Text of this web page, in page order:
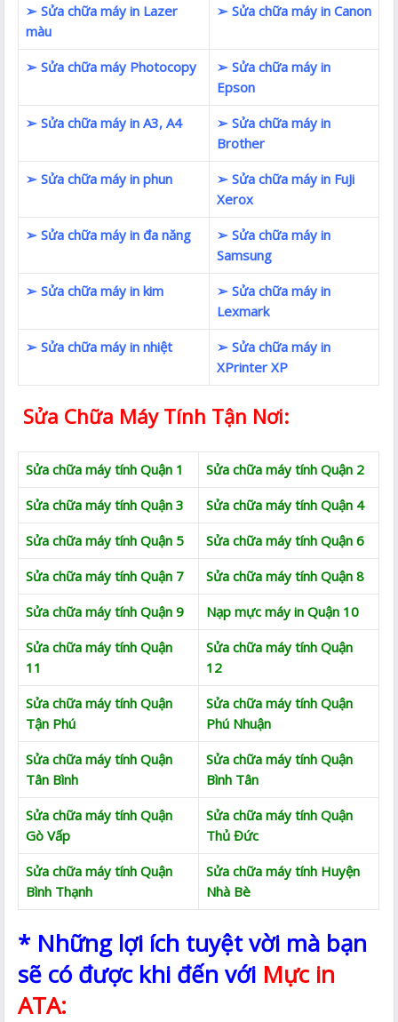
➢ Sửa chữa máy in Lazer
màu
➢ Sửa chữa máy in Canon
➢ Sửa chữa máy Photocopy
➢ Sửa chữa máy in
Epson
➢ Sửa chữa máy in A3, A4
➢ Sửa chữa máy in
Brother
➢ Sửa chữa máy in phun
➢ Sửa chữa máy in FuJi
Xerox
➢ Sửa chữa máy in đa năng
➢ Sửa chữa máy in
Samsung
➢ Sửa chữa máy in kim
➢ Sửa chữa máy in
Lexmark
➢ Sửa chữa máy in nhiệt
➢ Sửa chữa máy in
XPrinter XP
Sửa Chữa Máy Tính Tận Nơi:
Sửa chữa máy tính Quận 1
Sửa chữa máy tính Quận 2
Sửa chữa máy tính Quận 3
Sửa chữa máy tính Quận 4
Sửa chữa máy tính Quận 5
Sửa chữa máy tính Quận 6
Sửa chữa máy tính Quận 7
Sửa chữa máy tính Quận 8
Sửa chữa máy tính Quận 9
Nạp mực máy in Quận 10
Sửa chữa máy tính Quận
11
Sửa chữa máy tính Quận
12
Sửa chữa máy tính Quận
Tận Phú
Sửa chữa máy tính Quận
Phú Nhuận
Sửa chữa máy tính Quận
Tân Bình
Sửa chữa máy tính Quận
Bình Tân
Sửa chữa máy tính Quận
Gò Vấp
Sửa chữa máy tính Quận
Thủ Đức
Sửa chữa máy tính Quận
Bình Thạnh
Sửa chữa máy tính Huyện
Nhà Bè
* Những lợi ích tuyệt vời mà bạn
sẽ có được khi đến với Mực in
ATA: